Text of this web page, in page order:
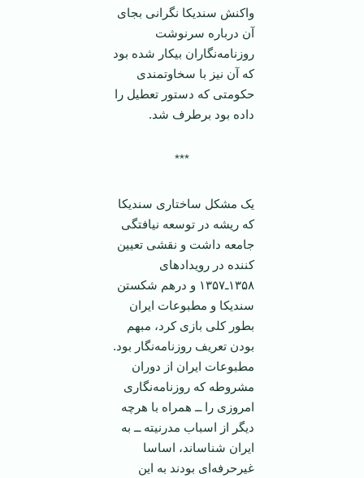
واکنش سندیکا نگرانی بجای
آن درباره سرنوشت
روزنامه‌نگاران بیکار شده بود
که آن نیز با سخاوتمندی
حکومتی که دستور تعطیل را
داده بود برطرف شد.
***
یک مشکل ساختاری سندیکا
که ریشه در توسعه نیافتگی
جامعه داشت و نقشی تعیین
کننده در رویداد‌های
۱۳۵۸ـ۱۳۵۷ و درهم شکستن
سندیکا و مطبوعات ‌ایران
بطور کلی بازی کرد، مبهم
بودن تعریف روزنامه‌نگار بود.
مطبوعات ‌ایران از دوران
مشروطه که روزنامه‌نگاری
امروزی را ــ همراه با هرچه
دیگر از اسباب مدرنیته ــ به‌
ایران شناساند، اساسا
غیرحرفه‌ای بودند به‌ این